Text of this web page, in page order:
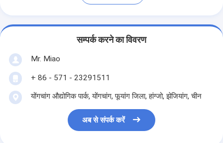
सम्पर्क करने का विवरण
Mr. Miao
+ 86 - 571 - 23291511
योंगचांग औद्योगिक पार्क, योंगचांग, ​​फूयांग जिला, हांग्जो, झेजियांग, चीन
अब से संपर्क करें